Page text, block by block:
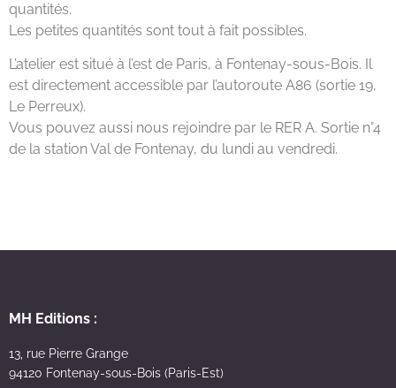
quantités.
Les petites quantités sont tout à fait possibles.
L’atelier est situé à l’est de Paris, à Fontenay-sous-Bois. Il
est directement accessible par l’autoroute A86 (sortie 19,
Le Perreux).
Vous pouvez aussi nous rejoindre par le RER A. Sortie n°4
de la station Val de Fontenay, du lundi au vendredi.
MH Editions :
13, rue Pierre Grange
94120 Fontenay-sous-Bois (Paris-Est)